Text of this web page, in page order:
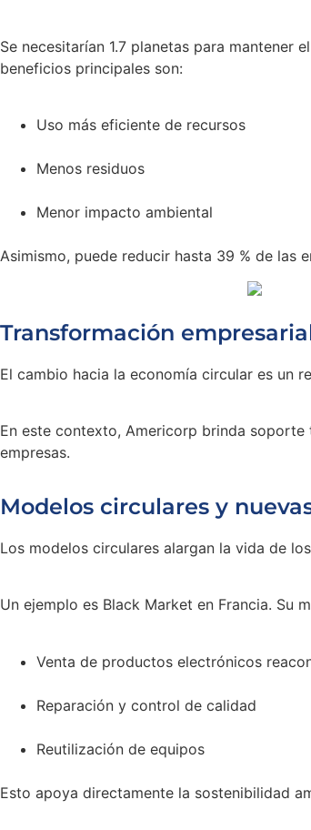
Se necesitarían 1.7 planetas para mantener
beneficios principales son:
Uso más eficiente de recursos
Menos residuos
Menor impacto ambiental
Asimismo, puede reducir hasta 39 % de las
Transformación
El cambio hacia la economía circular es un
En este contexto, Americorp brinda
empresas.
Modelos circulares y
Los modelos circulares alargan la vida de
Un ejemplo es Black Market en Francia. Su
Venta de productos electrónicos
Reparación y control de calidad
Reutilización de equipos
Esto apoya directamente la sostenibilidad